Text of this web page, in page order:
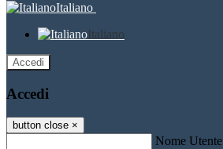
Italiano
Italiano
Accedi
Accedi
button close ×
Nome Utente